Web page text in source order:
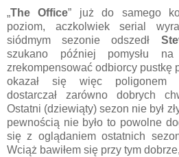
„The Office” już do samego
poziom, aczkolwiek serial
siódmym sezonie odszedł
szukano później pomysłu
zrekompensować odbiorcy pustkę
okazał się więc poligonem
dostarczał zarówno dobrych
Ostatni (dziewiąty) sezon nie był
pewnością nie było to powolne
się z oglądaniem ostatnich
Wciąż bawiłem się przy tym